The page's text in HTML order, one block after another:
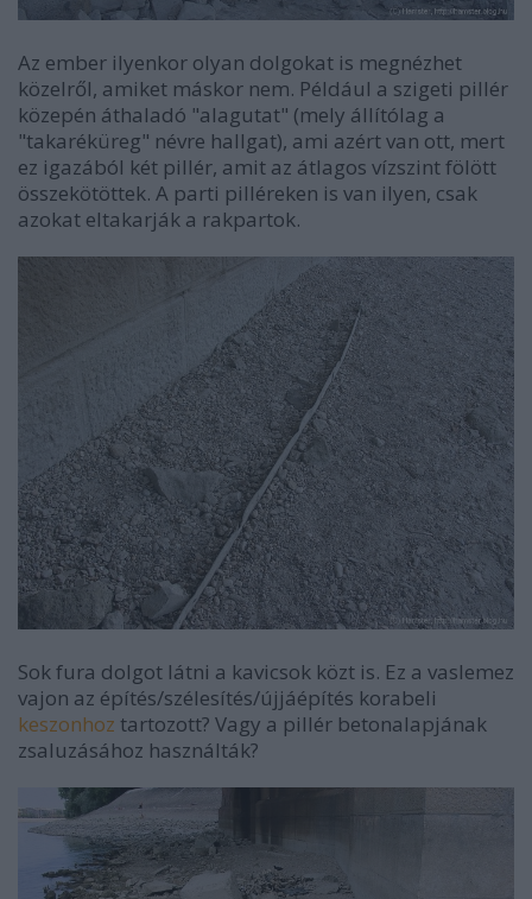
Az ember ilyenkor olyan dolgokat is megnézhet
közelről, amiket máskor nem. Például a szigeti pillér
közepén áthaladó "alagutat" (mely állítólag a
"takaréküreg" névre hallgat), ami azért van ott, mert
ez igazából két pillér, amit az átlagos vízszint fölött
összekötöttek. A parti pilléreken is van ilyen, csak
azokat eltakarják a rakpartok.
Sok fura dolgot látni a kavicsok közt is. Ez a vaslemez
vajon az építés/szélesítés/újjáépítés korabeli
keszonhoz tartozott? Vagy a pillér betonalapjának
zsaluzásához használták?